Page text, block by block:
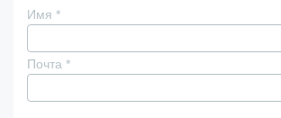
Имя *
Почта *